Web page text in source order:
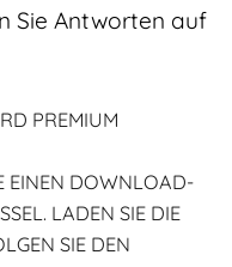
Sie Antworten auf
PREMIUM
EINEN DOWNLOAD-
LADEN SIE DIE
SIE DEN